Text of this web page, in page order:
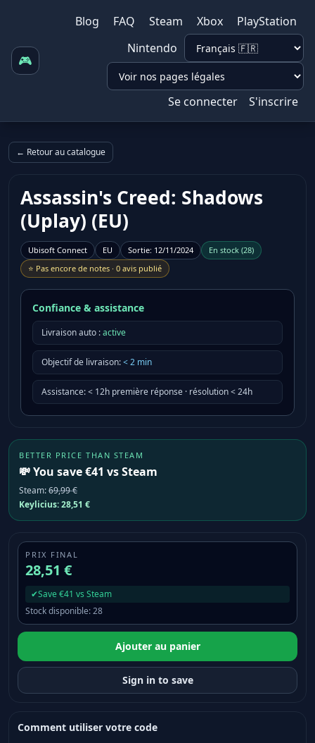
🎮
Blog FAQ Steam Xbox
PlayStation
Nintendo
Se connecter S'inscrire
← Retour au catalogue
Assassin's Creed: Shadows
(Uplay) (EU)
Ubisoft Connect EU Sortie: 12/11/2024 En stock (28)
⭐ Pas encore de notes · 0 avis publié
Confiance & assistance
Livraison auto :active
Objectif de livraison:<2 min
Assistance:< 12h première réponse · résolution < 24h
BETTER PRICE THAN STEAM
💸 You save €41 vs Steam
Steam:69,99 €
Keylicius:28,51 €
PRIX FINAL
28,51 €
✔Save €41 vs Steam
Stock disponible:28
Ajouter au panier
Sign in to save
Comment utiliser votre code